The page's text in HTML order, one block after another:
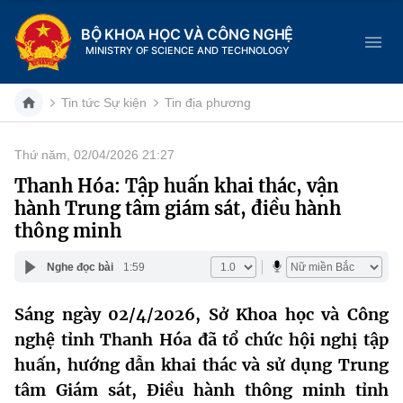
BỘ KHOA HỌC VÀ CÔNG NGHỆ
MINISTRY OF SCIENCE AND TECHNOLOGY
Danh mục
Trang chủ
Cơ cấu tổ chức
Lịch sử phát triển
Khoa học và Công nghệ
Đổi mới sáng tạo
Dịch vụ công
Hệ thống văn bản
Tin tức Sự kiện Tin địa phương
Thứ năm, 02/04/2026 21:27
Thanh Hóa: Tập huấn khai thác, vận
hành Trung tâm giám sát, điều hành
thông minh
Nghe đọc bài 1:59
Sáng ngày 02/4/2026, Sở Khoa học và Công
nghệ tỉnh Thanh Hóa đã tổ chức hội nghị tập
huấn, hướng dẫn khai thác và sử dụng Trung
tâm Giám sát, Điều hành thông minh tỉnh